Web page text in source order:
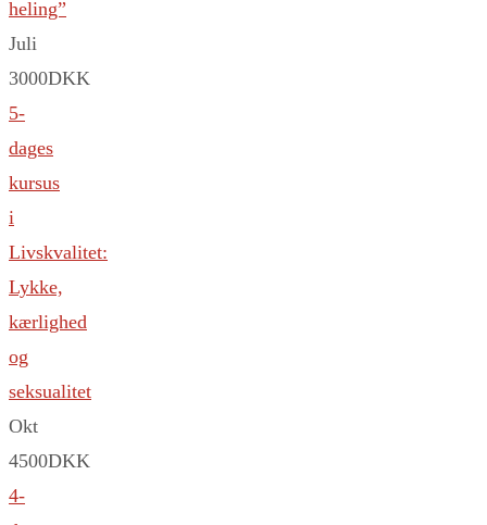
heling”
Juli
3000DKK
5-
dages
kursus
i
Livskvalitet:
Lykke,
kærlighed
og
seksualitet
Okt
4500DKK
4-